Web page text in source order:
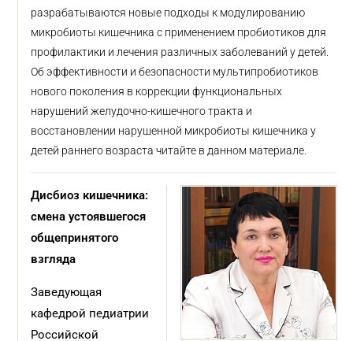
разрабатываются новые подходы к модулированию
микробиоты кишечника с применением пробиотиков для
профилактики и лечения различных заболеваний у детей.
Об эффективности и безопасности мультипробиотиков
нового поколения в коррекции функциональных
нарушений желудочно-кишечного тракта и
восстановлении нарушенной микробиоты кишечника у
детей раннего возраста читайте в данном материале.
Дисбиоз кишечника:
смена устоявшегося
общепринятого
взгляда
Заведующая
кафедрой педиатрии
Российской